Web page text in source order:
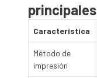
principales
Característica
Método de
impresión